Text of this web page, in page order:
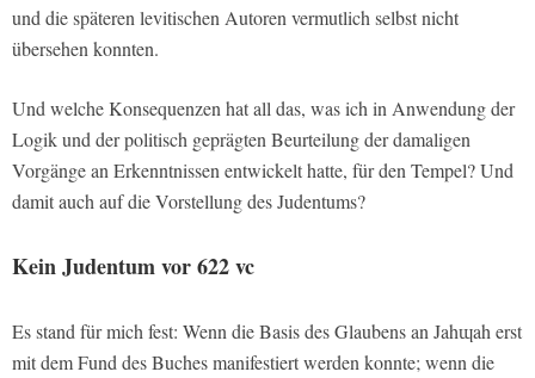
und die späteren levitischen Autoren vermutlich selbst nicht
übersehen konnten.
Und welche Konsequenzen hat all das, was ich in Anwendung der
Logik und der politisch geprägten Beurteilung der damaligen
Vorgänge an Erkenntnissen entwickelt hatte, für den Tempel? Und
damit auch auf die Vorstellung des Judentums?
Kein Judentum vor 622 vc
Es stand für mich fest: Wenn die Basis des Glaubens an Jahɰah erst
mit dem Fund des Buches manifestiert werden konnte; wenn die